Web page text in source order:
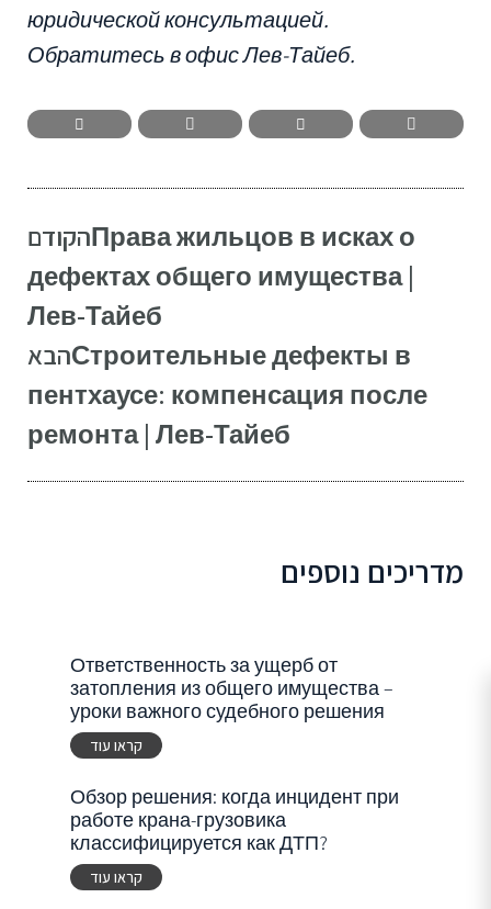
юридической консультацией.
Обратитесь в офис Лев-Тайеб.
הקודםПрава жильцов в исках о
дефектах общего имущества |
Лев-Тайеб
הבאСтроительные дефекты в
пентхаусе: компенсация после
ремонта | Лев-Тайеб
מדריכים נוספים
Ответственность за ущерб от
затопления из общего имущества –
уроки важного судебного решения
קראו עוד
Обзор решения: когда инцидент при
работе крана-грузовика
классифицируется как ДТП?
קראו עוד